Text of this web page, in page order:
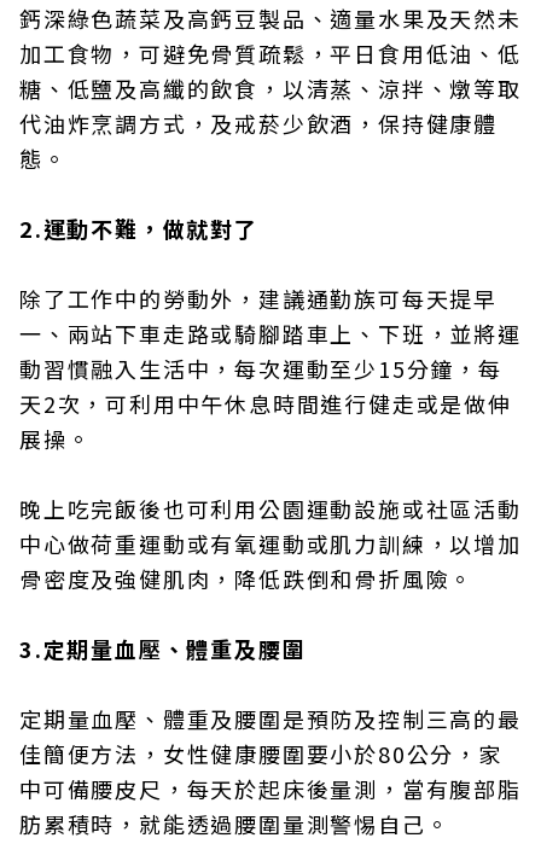
鈣深綠色蔬菜及高鈣豆製品、適量水果及天然未
加工食物，可避免骨質疏鬆，平日食用低油、低
糖、低鹽及高纖的飲食，以清蒸、涼拌、燉等取
代油炸烹調方式，及戒菸少飲酒，保持健康體
態。
2.運動不難，做就對了
除了工作中的勞動外，建議通勤族可每天提早
一、兩站下車走路或騎腳踏車上、下班，並將運
動習慣融入生活中，每次運動至少15分鐘，每
天2次，可利用中午休息時間進行健走或是做伸
展操。
晚上吃完飯後也可利用公園運動設施或社區活動
中心做荷重運動或有氧運動或肌力訓練，以增加
骨密度及強健肌肉，降低跌倒和骨折風險。
3.定期量血壓、體重及腰圍
定期量血壓、體重及腰圍是預防及控制三高的最
佳簡便方法，女性健康腰圍要小於80公分，家
中可備腰皮尺，每天於起床後量測，當有腹部脂
肪累積時，就能透過腰圍量測警惕自己。